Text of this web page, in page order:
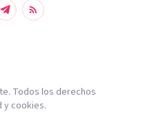
Todos los derechos
y cookies.